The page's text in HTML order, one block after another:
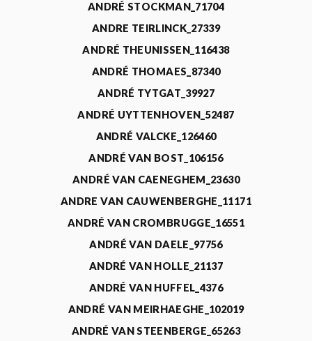
ANDRÉ STOCKMAN_71704
ANDRE TEIRLINCK_27339
ANDRÉ THEUNISSEN_116438
ANDRÉ THOMAES_87340
ANDRÉ TYTGAT_39927
ANDRÉ UYTTENHOVEN_52487
ANDRÉ VALCKE_126460
ANDRÉ VAN BOST_106156
ANDRÉ VAN CAENEGHEM_23630
ANDRE VAN CAUWENBERGHE_11171
ANDRÉ VAN CROMBRUGGE_16551
ANDRÉ VAN DAELE_97756
ANDRÉ VAN HOLLE_21137
ANDRÉ VAN HUFFEL_4376
ANDRÉ VAN MEIRHAEGHE_102019
ANDRÉ VAN STEENBERGE_65263